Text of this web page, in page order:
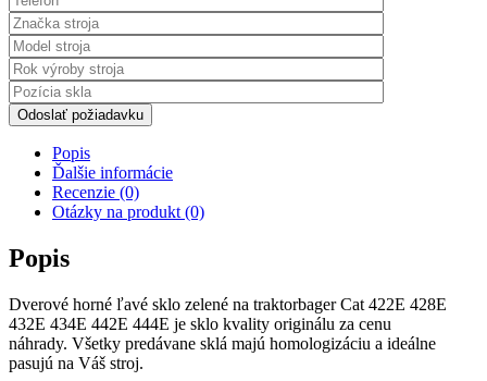
Odoslať požiadavku
Popis
Ďalšie informácie
Recenzie (0)
Otázky na produkt (0)
Popis
Dverové horné ľavé sklo zelené na traktorbager Cat 422E 428E
432E 434E 442E 444E je sklo kvality originálu za cenu
náhrady. Všetky predávane sklá majú homologizáciu a ideálne
pasujú na Váš stroj.